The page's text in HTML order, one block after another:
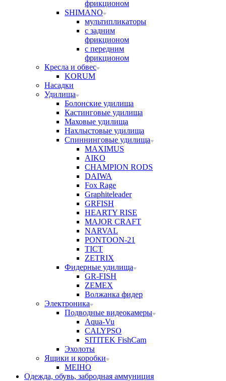
фрикционом
SHIMANO
мультипликаторы
с задним
фрикционом
с передним
фрикционом
Кресла и обвес
KORUM
Насадки
Удилища
Болонские удилища
Кастинговые удилища
Маховые удилища
Нахлыстовые удилища
Спиннинговые удилища
MAXIMUS
AIKO
CHAMPION RODS
DAIWA
Fox Rage
Graphiteleader
GRFISH
HEARTY RISE
MAJOR CRAFT
NARVAL
PONTOON-21
TICT
ZETRIX
Фидерные удилища
GR-FISH
ZEMEX
Волжанка фидер
Электроника
Подводные видеокамеры
Aqua-Vu
CALYPSO
SITITEK FishCam
Эхолоты
Ящики и коробки
MEIHO
Одежда, обувь, забродная аммуниция